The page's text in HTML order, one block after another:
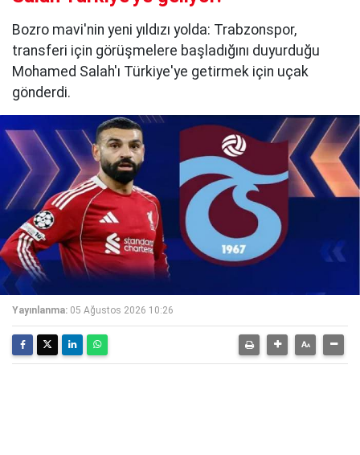
Bozro mavi'nin yeni yıldızı yolda: Trabzonspor,
transferi için görüşmelere başladığını duyurduğu
Mohamed Salah'ı Türkiye'ye getirmek için uçak
gönderdi.
Yayınlanma: 05 Ağustos 2026 10:26